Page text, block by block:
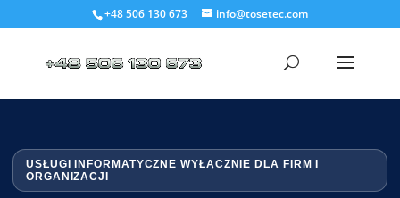
+48 506 130 673 info@tosetec.com
USŁUGI INFORMATYCZNE WYŁĄCZNIE DLA FIRM I
ORGANIZACJI